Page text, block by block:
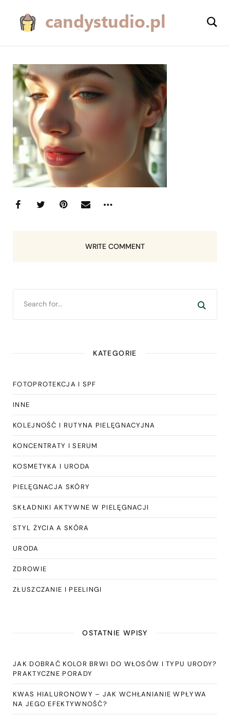
WRITE COMMENT
KATEGORIE
FOTOPROTEKCJA I SPF
INNE
KOLEJNOŚĆ I RUTYNA PIELĘGNACYJNA
KONCENTRATY I SERUM
KOSMETYKA I URODA
PIELĘGNACJA SKÓRY
SKŁADNIKI AKTYWNE W PIELĘGNACJI
STYL ŻYCIA A SKÓRA
URODA
ZDROWIE
ZŁUSZCZANIE I PEELINGI
OSTATNIE WPISY
JAK DOBRAĆ KOLOR BRWI DO WŁOSÓW I TYPU URODY?
PRAKTYCZNE PORADY
KWAS HIALURONOWY – JAK WCHŁANIANIE WPŁYWA
NA JEGO EFEKTYWNOŚĆ?